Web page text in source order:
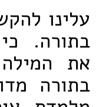
עלינו
בתורה.
את
בתורה